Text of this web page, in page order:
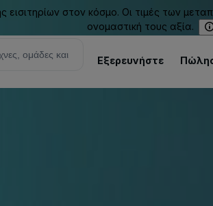
στον κόσμο. Οι τιμές των
ονομαστική τους αξία.
Εξερευνήστε